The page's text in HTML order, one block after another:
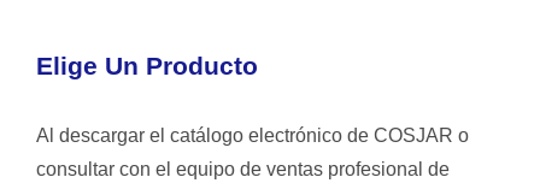
Elige Un Producto
Al descargar el catálogo electrónico de COSJAR o
consultar con el equipo de ventas profesional de